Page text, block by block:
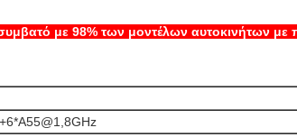
με 98% των μοντέλων αυτοκινήτων